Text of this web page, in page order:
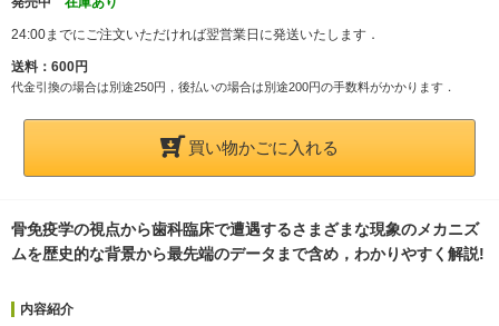
24:00までにご注文いただければ翌営業日に発送いたします．
送料：600円
代金引換の場合は別途250円，後払いの場合は別途200円の手数料がかかります．
買い物かごに入れる
骨免疫学の視点から歯科臨床で遭遇するさまざまな現象のメカニズ
ムを歴史的な背景から最先端のデータまで含め，わかりやすく解説!
内容紹介